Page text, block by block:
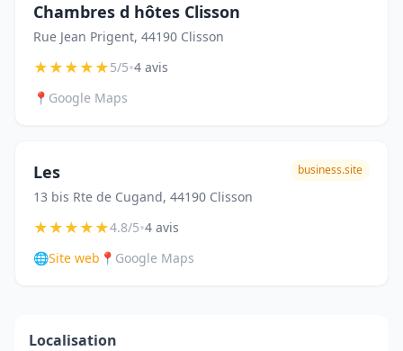
Chambres d hôtes Clisson
Rue Jean Prigent, 44190 Clisson
★★★★★5/5•4 avis
📍 Google Maps
Les
13 bis Rte de Cugand, 44190 Clisson
business.site
★★★★★4.8/5•4 avis
🌐Site web 📍 Google Maps
Localisation